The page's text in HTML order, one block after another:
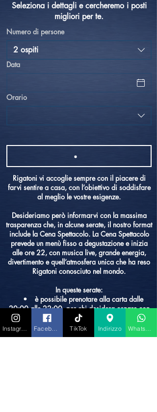
Seleziona i dettagli e cercheremo i posti
migliori per te.
Numero di persone
2 ospiti
Data
Orario
Rigatoni vi accoglie sempre con il piacere di
farvi sentire a casa, con l’obiettivo di soddisfare
al meglio le vostre esigenze.
Desideriamo però informarvi con la massima
trasparenza che, in alcune serate, il nostro format
include la Cena Spettacolo. La Cena Spettacolo
prevede un menù fisso a degustazione e inizia
alle ore 22, con musica live, grande energia,
divertimento e quell’atmosfera unica che ha reso
Rigatoni conosciuto nel mondo.
In queste serate:
• è possibile prenotare alla carta dalle
20:00 alle 22:00, per chi desidera cenare con
tranquillità prima dello spettacolo;
• dalle 22:00 in poi, i tavoli dedicati alla
carta dovranno essere liberati per lasciare
TikTok Indirizzo